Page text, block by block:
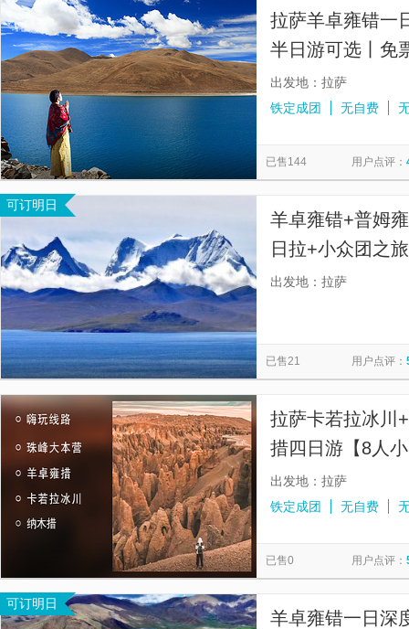
拉萨羊卓雍错一
半日游可选丨免
出发地：拉萨
铁定成团
无自费
已售144 用户点评：
可订明日
羊卓雍错+普姆
日拉+小众团之
所有景区，出发
出发地：拉萨
已售21 用户点评：
拉萨卡若拉冰川
措四日游【8人
可选三日游】
出发地：拉萨
铁定成团
无自费
已售0 用户点评：
可订明日
羊卓雍错一日深